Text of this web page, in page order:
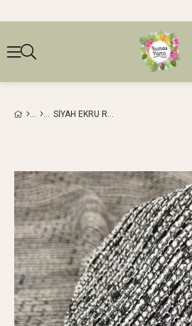
SIYAH EKRU RENKLERDE ŞANEL DOKUMA (EN 150 CM X BOY 250 CM)